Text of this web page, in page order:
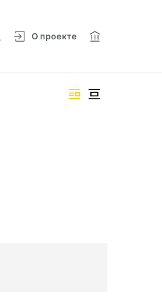
О проекте